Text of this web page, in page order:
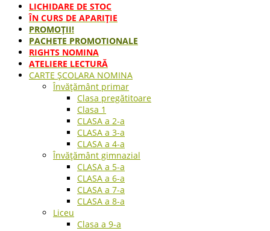
LICHIDARE DE STOC
ÎN CURS DE APARIŢIE
PROMOȚII!
PACHETE PROMOTIONALE
RIGHTS NOMINA
ATELIERE LECTURĂ
CARTE ŞCOLARA NOMINA
Învățământ primar
Clasa pregătitoare
Clasa 1
CLASA a 2-a
CLASA a 3-a
CLASA a 4-a
Învățământ gimnazial
CLASA a 5-a
CLASA a 6-a
CLASA a 7-a
CLASA a 8-a
Liceu
Clasa a 9-a